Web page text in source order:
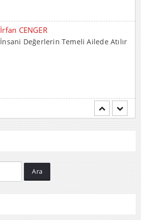
Mehmet BOZDEMİR
YENİ DÜNYA DÜZENİNDE
EMPERYALİSTLERE KAR...